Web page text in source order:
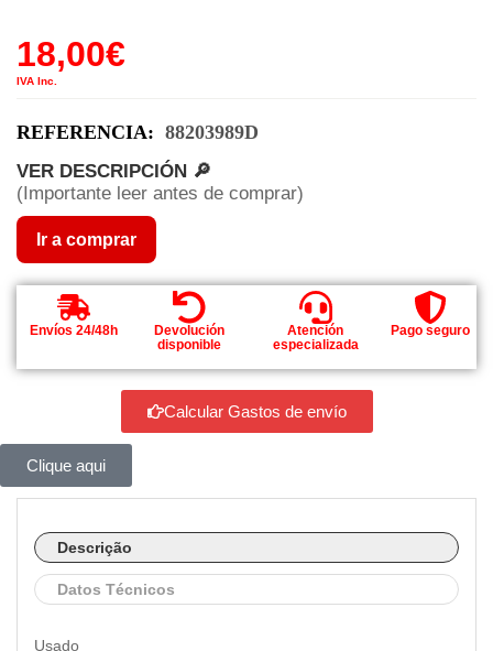
18,00€
IVA Inc.
REFERENCIA: 88203989D
VER DESCRIPCIÓN 🔎
(Importante leer antes de comprar)
Ir a comprar
Envíos 24/48h
Devolución
disponible
Atención
especializada
Pago seguro
Calcular Gastos de envío
Clique aqui
Descrição
Datos Técnicos
Usado